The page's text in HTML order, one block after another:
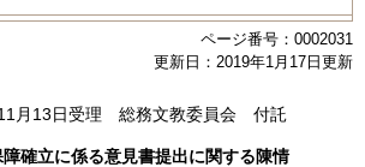
ページ番号：0002031
更新日：2019年1月17日更新
月13日受理 総務文教委員会 付託
確立に係る意見書提出に関する陳情